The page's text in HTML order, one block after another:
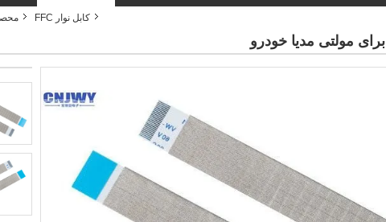
کابل نوار FFC